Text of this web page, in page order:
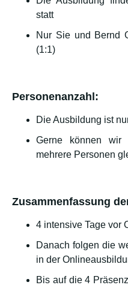
statt
Nur Sie und Bernd
(1:1)
Personenanzahl:
Die Ausbildung ist
Gerne können
mehrere Personen
Zusammenfassung
4 intensive Tage vor
Danach folgen die
in der
Bis auf die 4